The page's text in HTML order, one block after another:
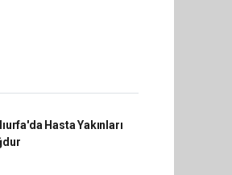
Hasta Yakınları